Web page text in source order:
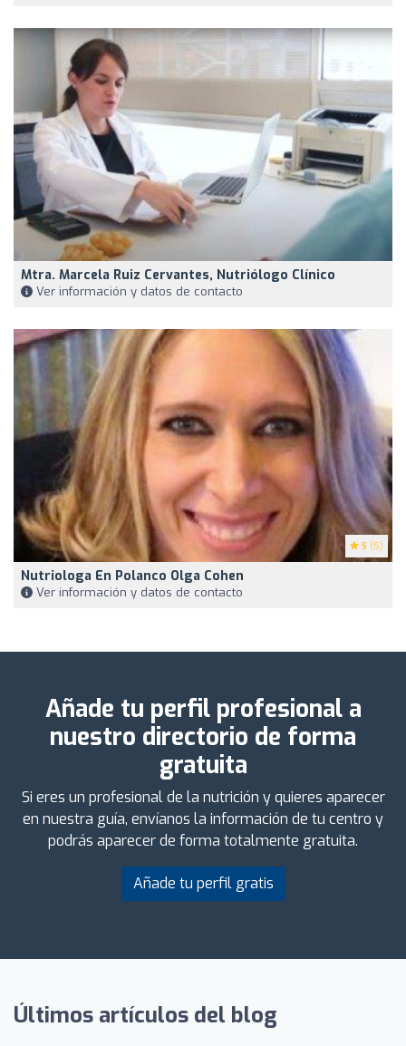
Mtra. Marcela Ruiz Cervantes, Nutriólogo Clínico
Ver información y datos de contacto
5 (5)
Nutriologa En Polanco Olga Cohen
Ver información y datos de contacto
Añade tu perfil profesional a
nuestro directorio de forma
gratuita
Si eres un profesional de la nutrición y quieres aparecer
en nuestra guía, envíanos la información de tu centro y
podrás aparecer de forma totalmente gratuita.
Añade tu perfil gratis
Últimos artículos del blog